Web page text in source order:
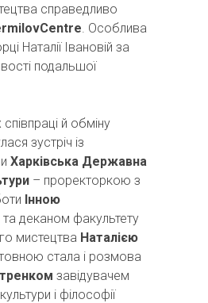
справедливо
. Особлива
Наталії Івановій за
подальшої
й обміну
зустріч із
Харківська Державна
– проректоркою з
Інною
та деканом факультету
мистецтва Наталією
стала і розмова
завідувачем
і філософії